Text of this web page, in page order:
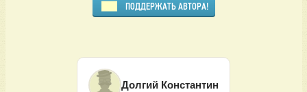
ПОДДЕРЖАТЬ АВТОРА!
Долгий Константин